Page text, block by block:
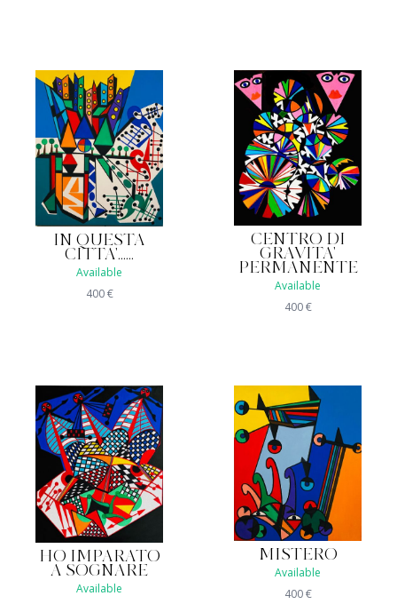
IN QUESTA
CITTA'......
Available
400€
CENTRO DI
GRAVITA'
PERMANENTE
Available
400€
HO IMPARATO
A SOGNARE
Available
MISTERO
Available
400€